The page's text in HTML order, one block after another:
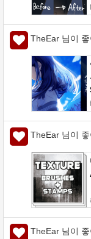
TheEar 님이
TheEar 님이
TheEar 님이